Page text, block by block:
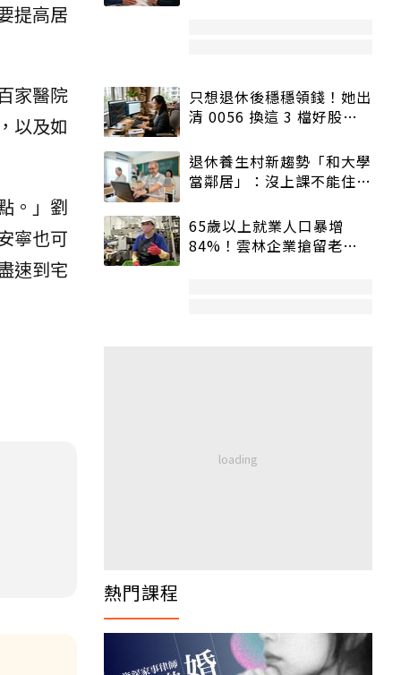
提高居
家醫院
以及如
。」劉
寧也可
速到宅
只想退休後穩穩領錢！她出
清 0056 換這 3 檔好股：
退休養生村新趨勢「和大學
當鄰居」：沒上課不能住、
65歲以上就業人口暴增
84%！雲林企業搶留老員
熱門課程